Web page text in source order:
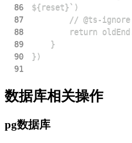
86
87
        // @ts-ignore
88
89
90
91
数据库相关操作
pg数据库